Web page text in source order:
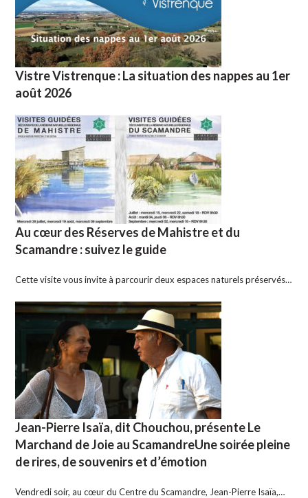
Vistre Vistrenque : La situation des nappes au 1er
août 2026
Au cœur des Réserves de Mahistre et du
Scamandre : suivez le guide
Cette visite vous invite à parcourir deux espaces naturels préservés…
Jean-Pierre Isaïa, dit Chouchou, présente Le
Marchand de Joie au ScamandreUne soirée pleine
de rires, de souvenirs et d’émotion
Vendredi soir, au cœur du Centre du Scamandre, Jean-Pierre Isaïa,…